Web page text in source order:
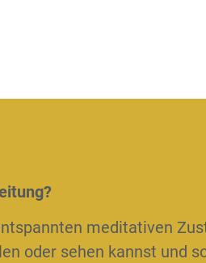
meditativen
oder sehen kannst und